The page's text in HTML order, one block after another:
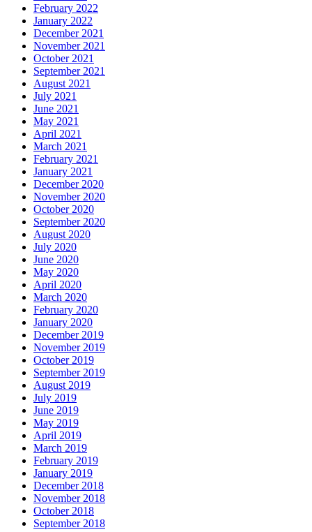
February 2022
January 2022
December 2021
November 2021
October 2021
September 2021
August 2021
July 2021
June 2021
May 2021
April 2021
March 2021
February 2021
January 2021
December 2020
November 2020
October 2020
September 2020
August 2020
July 2020
June 2020
May 2020
April 2020
March 2020
February 2020
January 2020
December 2019
November 2019
October 2019
September 2019
August 2019
July 2019
June 2019
May 2019
April 2019
March 2019
February 2019
January 2019
December 2018
November 2018
October 2018
September 2018